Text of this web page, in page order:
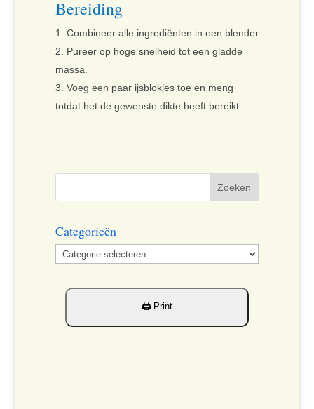
Bereiding
Combineer alle ingrediënten in een blender
Pureer op hoge snelheid tot een gladde
massa.
Voeg een paar ijsblokjes toe en meng
totdat het de gewenste dikte heeft bereikt.
Categorieën
Categorieën